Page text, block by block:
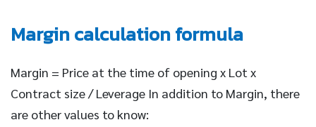
Margin calculation formula
Margin = Price at the time of opening x Lot x
Contract size / Leverage In addition to Margin, there
are other values to know: